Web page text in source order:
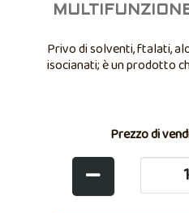
Privo di solventi, ftalati,
isocianati; è un prodotto
vastissima gamma di
incollaggio o una
Prezzo di